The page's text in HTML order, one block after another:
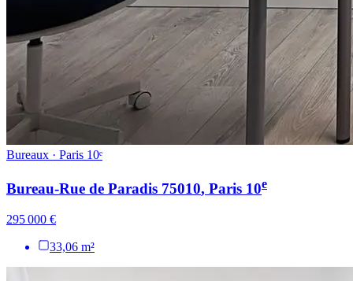
Bureaux · Paris 10ᵉ
Bureau-Rue de Paradis 75010, Paris 10e
295 000 €
33,06 m²